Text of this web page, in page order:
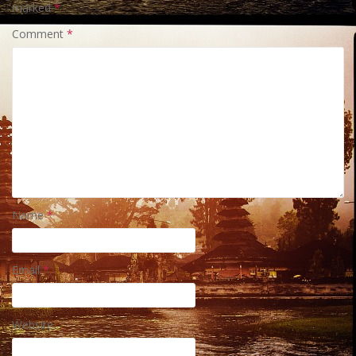
marked*
Comment *
Name*
Email*
Website